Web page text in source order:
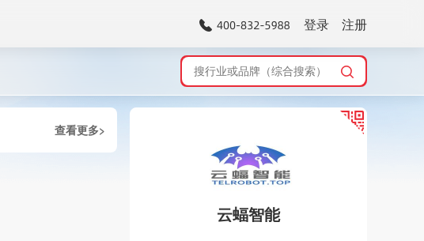
登录 注册
查看更多>
云蝠智能